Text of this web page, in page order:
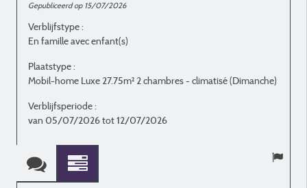
Gepubliceerd op 15/07/2026
Verblijfstype :
En famille avec enfant(s)
Plaatstype :
Mobil-home Luxe 27.75m² 2 chambres - climatisé (Dimanche)
Verblijfsperiode :
van 05/07/2026 tot 12/07/2026